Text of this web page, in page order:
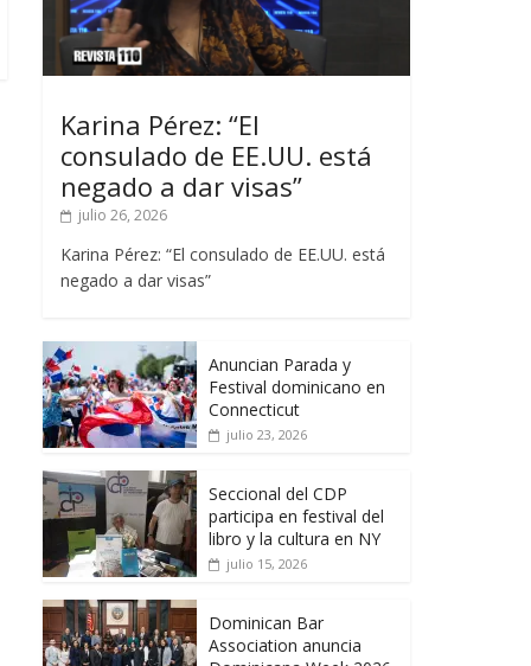
Karina Pérez: “El
consulado de EE.UU. está
negado a dar visas”
julio 26, 2026
Karina Pérez: “El consulado de EE.UU. está
negado a dar visas”
Anuncian Parada y
Festival dominicano en
Connecticut
julio 23, 2026
Seccional del CDP
participa en festival del
libro y la cultura en NY
julio 15, 2026
Dominican Bar
Association anuncia